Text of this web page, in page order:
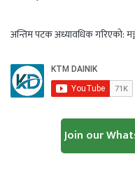
अन्तिम पटक अध्यावधिक गरिएको:
Join our